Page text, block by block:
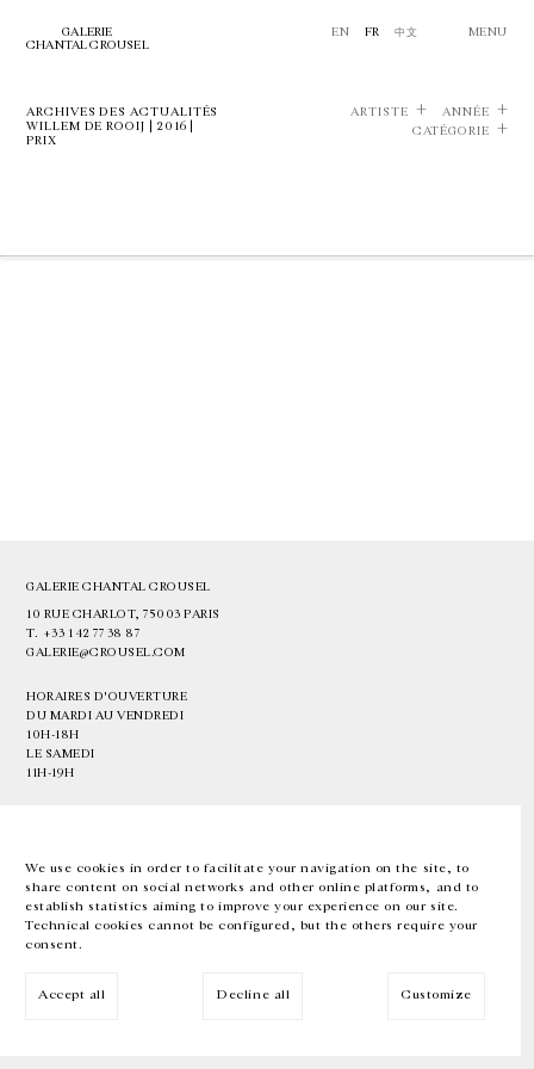
We use cookies in order to facilitate your navigation on the site, to
share content on social networks and other online platforms, and to
establish statistics aiming to improve your experience on our site.
Technical cookies cannot be configured, but the others require your
consent.
Accept all Decline all Customize
GALERIE
CHANTAL CROUSEL
EN FR 中文 MENU
ARCHIVES DES ACTUALITÉS
WILLEM DE ROOIJ | 2016 |
PRIX
ARTISTE
ANNÉE
CATÉGORIE
GALERIE CHANTAL CROUSEL
10 RUE CHARLOT, 75003 PARIS
T. +33 1 42 77 38 87
GALERIE@CROUSEL.COM
HORAIRES D'OUVERTURE
DU MARDI AU VENDREDI
10H-18H
LE SAMEDI
11H-19H
EN FR 中文 Facebook Instagram
Inscrivez-vous à notre newsletter